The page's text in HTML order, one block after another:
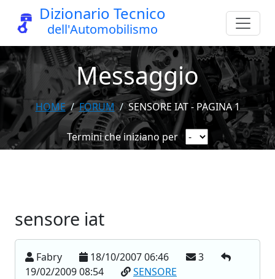
Dizionario Tecnico
dell'Automobilismo
Messaggio
HOME FORUM SENSORE IAT - PAGINA 1
Termini che iniziano per
sensore iat
Fabry 18/10/2007 06:46
3
19/02/2009 08:54
SENSORE